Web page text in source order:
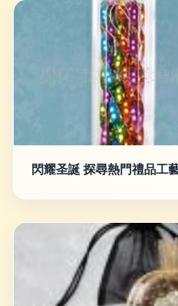
閃耀圣誕 探尋熱門禮品工